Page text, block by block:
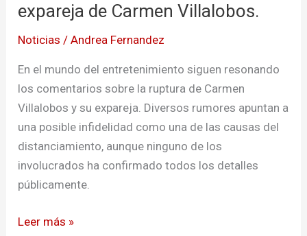
expareja de Carmen Villalobos.
Noticias /Andrea Fernandez
En el mundo del entretenimiento siguen resonando
los comentarios sobre la ruptura de Carmen
Villalobos y su expareja. Diversos rumores apuntan a
una posible infidelidad como una de las causas del
distanciamiento, aunque ninguno de los
involucrados ha confirmado todos los detalles
públicamente.
Leer más »